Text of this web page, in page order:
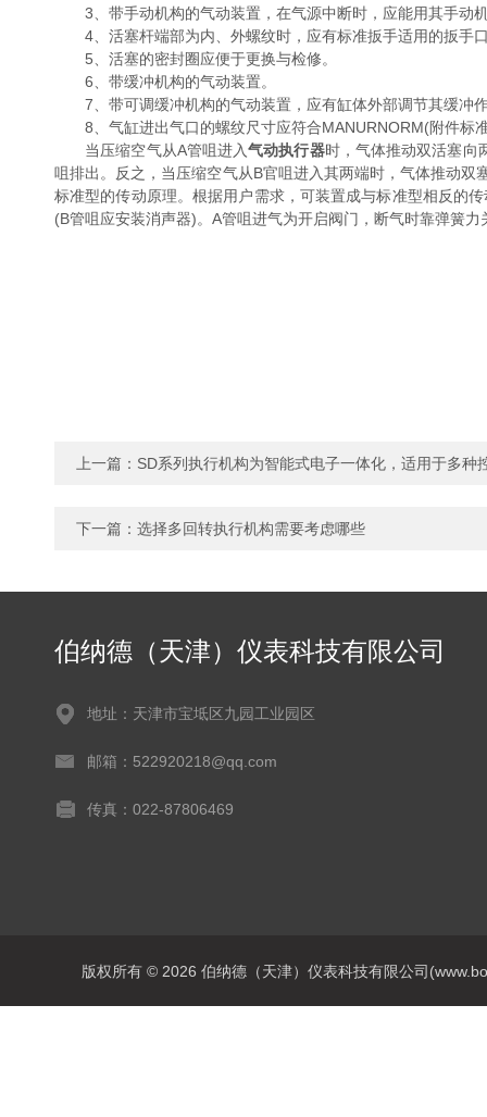
3、带手动机构的气动装置，在气源中断时，应能用其手动
4、活塞杆端部为内、外螺纹时，应有标准扳手适用的扳手
5、活塞的密封圈应便于更换与检修。
6、带缓冲机构的气动装置。
7、带可调缓冲机构的气动装置，应有缸体外部调节其缓冲
8、气缸进出气口的螺纹尺寸应符合MANURNORM(附件标
当压缩空气从A管咀进入气动执行器时，气体推动双活塞向
咀排出。反之，当压缩空气从B官咀进入其两端时，气体推动
标准型的传动原理。根据用户需求，可装置成与标准型相反的
(B管咀应安装消声器)。A管咀进气为开启阀门，断气时靠弹簧力
上一篇： SD系列执行机构为智能式电子一体化，适用于多种
下一篇： 选择多回转执行机构需要考虑哪些
伯纳德（天津）仪表科技有限公司
地址：天津市宝坻区九园工业园区
邮箱：522920218@qq.com
传真：022-87806469
版权所有 © 2026 伯纳德（天津）仪表科技有限公司